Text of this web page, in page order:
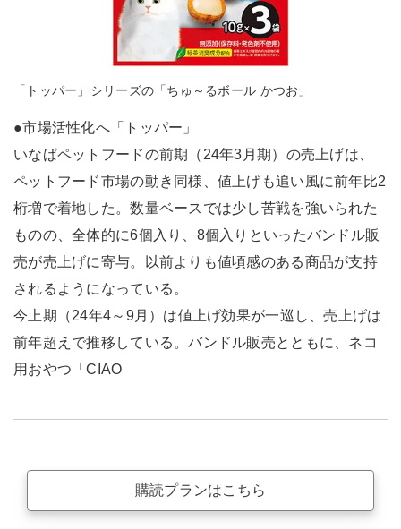
「トッパー」シリーズの「ちゅ～るボール かつお」
●市場活性化へ「トッパー」
いなばペットフードの前期（24年3月期）の売上げは、
ペットフード市場の動き同様、値上げも追い風に前年比2
桁増で着地した。数量ベースでは少し苦戦を強いられた
ものの、全体的に6個入り、8個入りといったバンドル販
売が売上げに寄与。以前よりも値頃感のある商品が支持
されるようになっている。
今上期（24年4～9月）は値上げ効果が一巡し、売上げは
前年超えで推移している。バンドル販売とともに、ネコ
用おやつ「CIAO
購読プランはこちら